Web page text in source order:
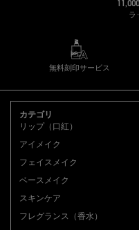
ラ
無料刻印サービス
カテゴリ
リップ（口紅）
アイメイク
フェイスメイク
ベースメイク
スキンケア
フレグランス（香水）